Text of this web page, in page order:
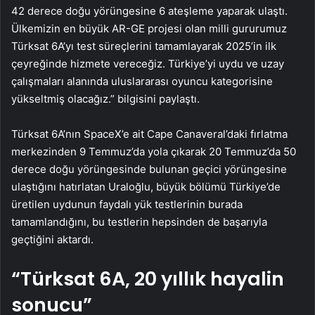
42 derece doğu yörüngesine 6 ateşleme yaparak ulaştı.
Ülkemizin en büyük AR-GE projesi olan milli gururumuz
Türksat 6A’yı test süreçlerini tamamlayarak 2025’in ilk
çeyreğinde hizmete vereceğiz. Türkiye’yi uydu ve uzay
çalışmaları alanında uluslararası oyuncu kategorisine
yükseltmiş olacağız.” bilgisini paylaştı.
Türksat 6A’nın SpaceX’e ait Cape Canaveral’daki fırlatma
merkezinden 9 Temmuz’da yola çıkarak 20 Temmuz’da 50
derece doğu yörüngesinde bulunan geçici yörüngesine
ulaştığını hatırlatan Uraloğlu, büyük bölümü Türkiye’de
üretilen uydunun faydalı yük testlerinin burada
tamamlandığını, bu testlerin hepsinden de başarıyla
geçtiğini aktardı.
“Türksat 6A, 20 yıllık hayalin
sonucu”